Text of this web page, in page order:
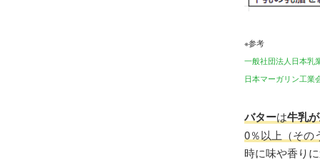
※参考
一般社団法人日本乳
日本マーガリン工業
バターは牛乳
0％以上（その
時に味や香り